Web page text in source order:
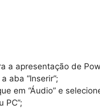
a apresentação de
aba “Inserir”;
em “Áudio” e
PC”;